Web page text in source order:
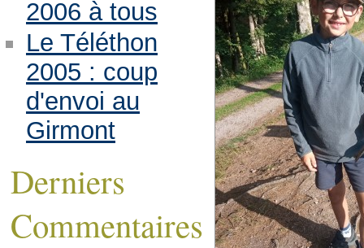
2006 à tous
Le Téléthon
2005 : coup
d'envoi au
Girmont
Derniers
Commentaires